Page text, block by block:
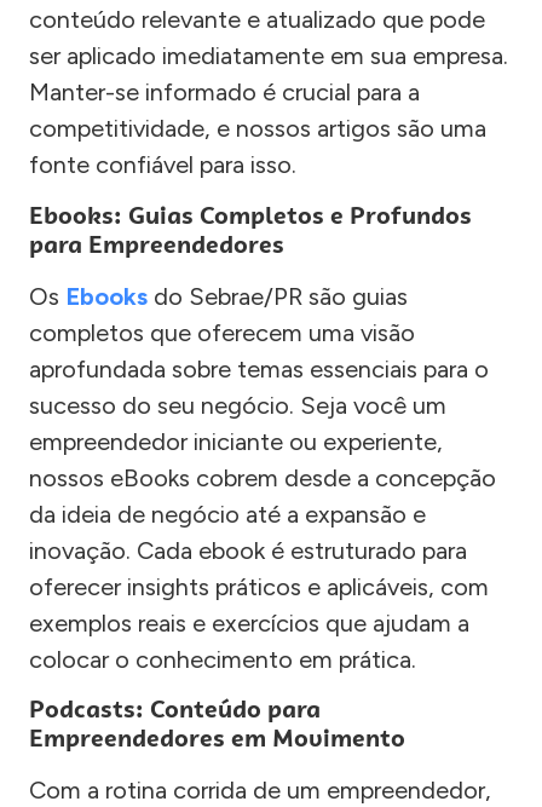
conteúdo relevante e atualizado que pode
ser aplicado imediatamente em sua empresa.
Manter-se informado é crucial para a
competitividade, e nossos artigos são uma
fonte confiável para isso.
Ebooks: Guias Completos e Profundos
para Empreendedores
Os Ebooks do Sebrae/PR são guias
completos que oferecem uma visão
aprofundada sobre temas essenciais para o
sucesso do seu negócio. Seja você um
empreendedor iniciante ou experiente,
nossos eBooks cobrem desde a concepção
da ideia de negócio até a expansão e
inovação. Cada ebook é estruturado para
oferecer insights práticos e aplicáveis, com
exemplos reais e exercícios que ajudam a
colocar o conhecimento em prática.
Podcasts: Conteúdo para
Empreendedores em Movimento
Com a rotina corrida de um empreendedor,